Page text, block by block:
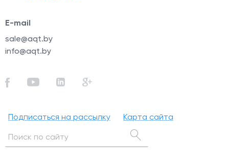
E-mail
sale@aqt.by
info@aqt.by
Подписаться на рассылку Карта сайта